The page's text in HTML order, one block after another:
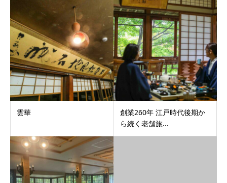
雲華
創業260年 江戸時代後期か
ら続く老舗旅...